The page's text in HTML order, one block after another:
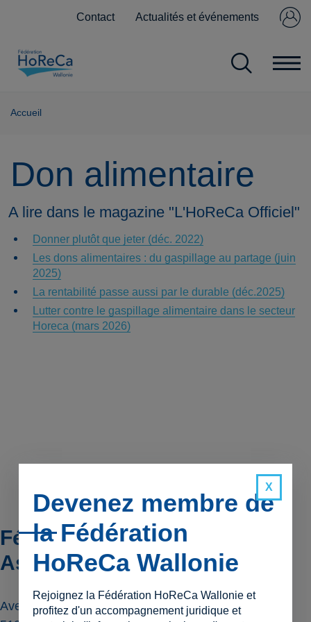
Contact Actualités et événements
membre ?
Accueil
Don alimentaire
A lire dans le magazine "L'HoReCa Officiel"
Donner plutôt que jeter (déc. 2022)
Les dons alimentaires : du gaspillage au partage (juin
2025)
La rentabilité passe aussi par le durable (déc.2025)
Lutter contre le gaspillage alimentaire dans le secteur
Horeca (mars 2026)
Fédération HoReCa Wallonie
Asbl
Avenue Gouverneur Bovesse 35 Bte 1
Devenez membre de
la Fédération
HoReCa Wallonie
Rejoignez la Fédération HoReCa Wallonie et
profitez d'un accompagnement juridique et